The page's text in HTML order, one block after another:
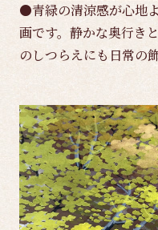
●青緑の清涼感が心地
画です。静かな奥行き
のしつらえにも日常の